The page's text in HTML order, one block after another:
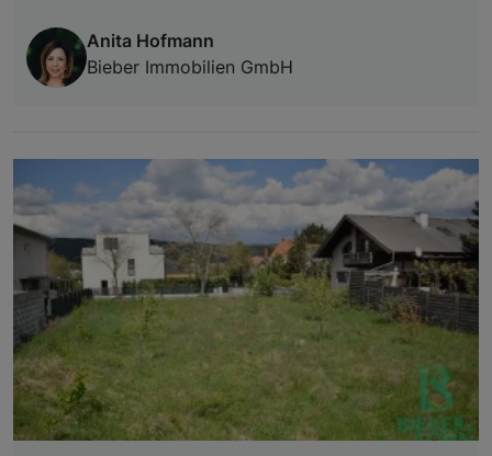
Anita Hofmann
Bieber Immobilien GmbH